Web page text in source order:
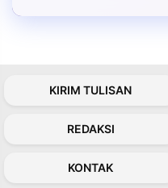
KIRIM TULISAN
REDAKSI
KONTAK